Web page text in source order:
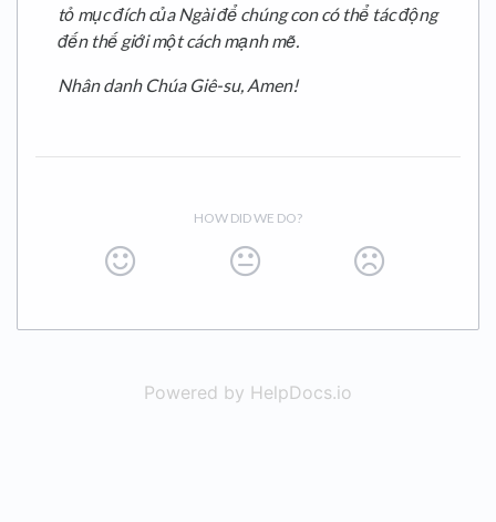
tỏ mục đích của Ngài để chúng con có thể tác động
đến thế giới một cách mạnh mẽ.
Nhân danh Chúa Giê-su, Amen!
HOW DID WE DO?
Powered by HelpDocs.io